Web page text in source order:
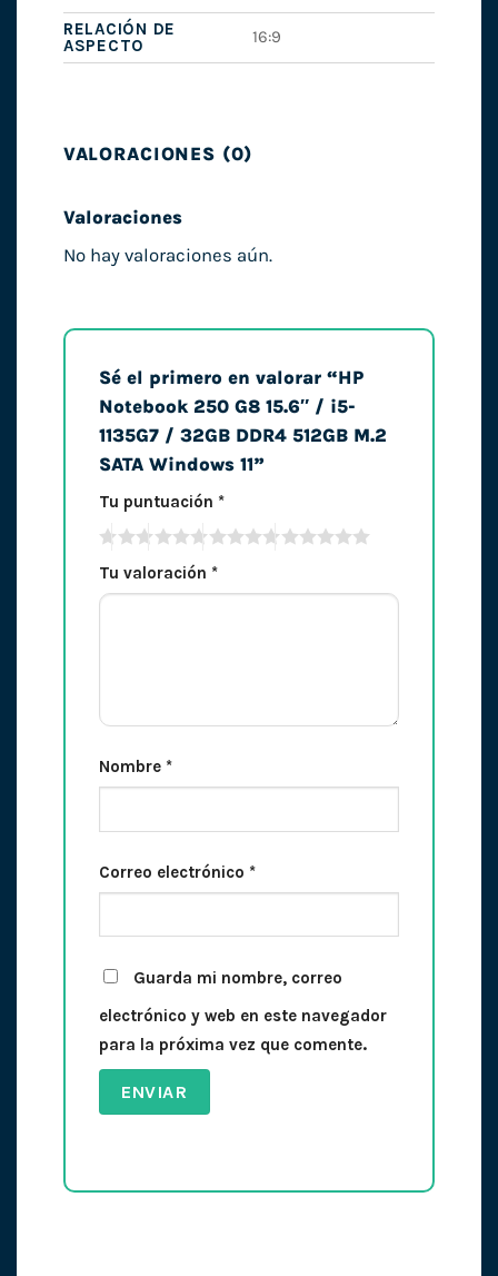
RELACIÓN DE
ASPECTO
16:9
VALORACIONES (0)
Valoraciones
No hay valoraciones aún.
Sé el primero en valorar “HP
Notebook 250 G8 15.6″ / i5-
1135G7 / 32GB DDR4 512GB M.2
SATA Windows 11”
Tu puntuación *
Tu valoración *
Nombre *
Correo electrónico *
Guarda mi nombre, correo
electrónico y web en este navegador
para la próxima vez que comente.